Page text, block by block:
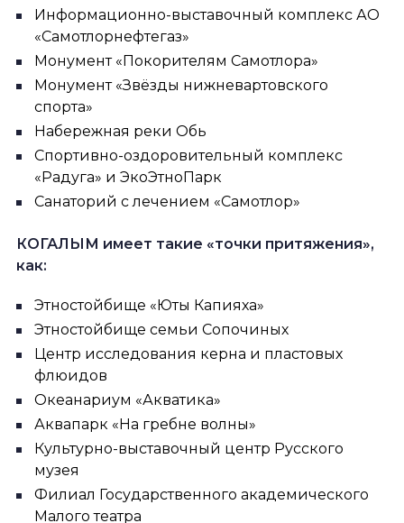
Информационно-выставочный комплекс АО
«Самотлорнефтегаз»
Монумент «Покорителям Самотлора»
Монумент «Звёзды нижневартовского
спорта»
Набережная реки Обь
Спортивно-оздоровительный комплекс
«Радуга» и ЭкоЭтноПарк
Санаторий с лечением «Самотлор»
КОГАЛЫМ имеет такие «точки притяжения»,
как:
Этностойбище «Юты Капияха»
Этностойбище семьи Сопочиных
Центр исследования керна и пластовых
флюидов
Океанариум «Акватика»
Аквапарк «На гребне волны»
Культурно-выставочный центр Русского
музея
Филиал Государственного академического
Малого театра